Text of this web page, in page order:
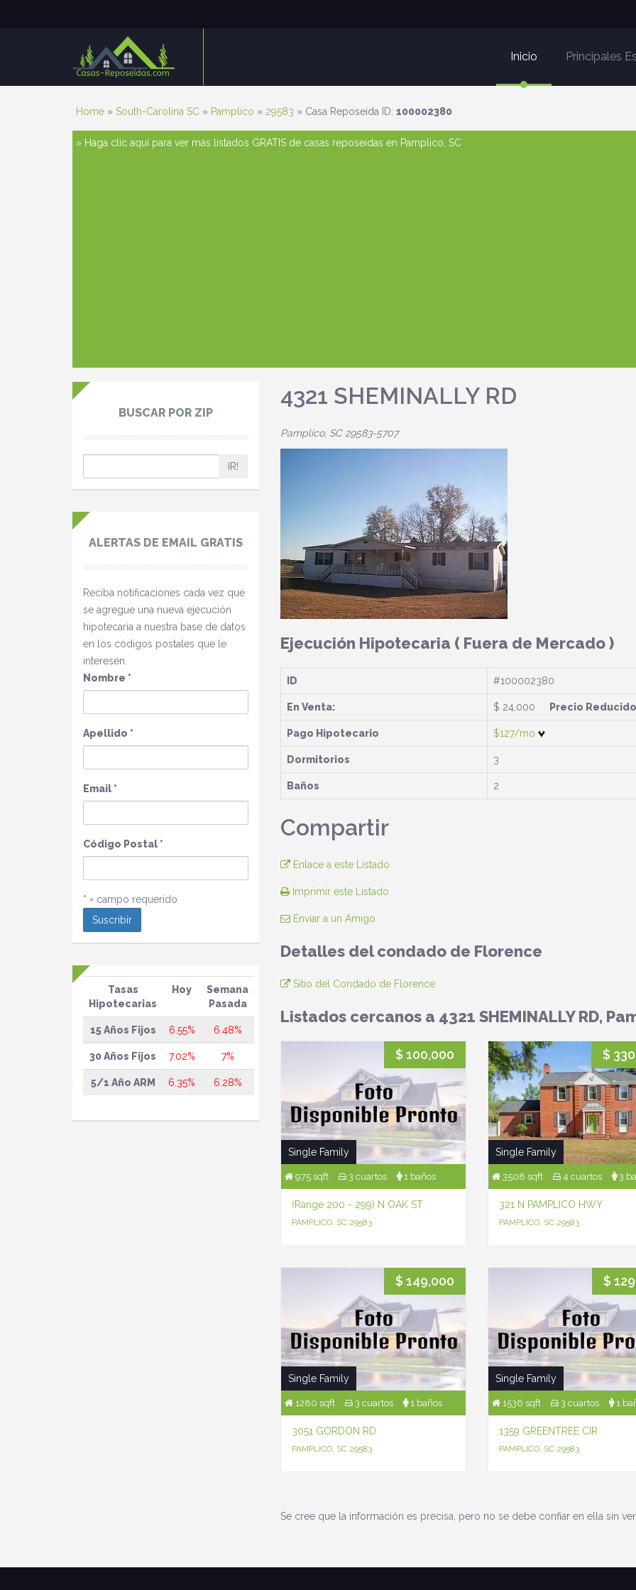
Inicio Principales
Home » South-Carolina SC » Pamplico » 29583 » Casa Reposeída ID: 100002380
» Haga clic aquí para ver más listados GRATIS de casas reposeídas en Pamplico, SC
4321 SHEMINALLY RD
Pamplico, SC 29583-5707
Ejecución Hipotecaria ( Fuera de Mercado )
ID #100002380
En Venta: $ 24,000 Precio Reducido
Pago Hipotecario $127/mo
Dormitorios 3
Baños 2
Compartir
Enlace a este Listado
Imprimir este Listado
Enviar a un Amigo
Detalles del condado de Florence
Sitio del Condado de Florence
Listados cercanos a 4321 SHEMINALLY RD,
$ 100,000
Single Family
975 sqft 3 cuartos 1 baños
(Range 200 - 299) N OAK ST
PAMPLICO, SC 29583
$
Single Family
3508 sqft 4 cuartos 3
321 N PAMPLICO HWY
PAMPLICO, SC 29583
$ 149,000
Single Family
1280 sqft 3 cuartos 1 baños
3051 GORDON RD
PAMPLICO, SC 29583
$
Single Family
1536 sqft 3 cuartos 1
1359 GREENTREE CIR
PAMPLICO, SC 29583
Se cree que la información es precisa, pero no se debe confiar en ella sin
BUSCAR POR ZIP
IR!
ALERTAS DE EMAIL GRATIS
Reciba notificaciones cada vez que
se agregue una nueva ejecución
hipotecaria a nuestra base de datos
en los códigos postales que le
interesen.
Nombre *
Apellido *
Email*
Código Postal*
* = campo requerido
Tasas
Hipotecarias
Hoy
Semana
Pasada
15 Años Fijos 6.55% 6.48%
30 Años Fijos 7.02% 7%
5/1 Año ARM 6.35% 6.28%